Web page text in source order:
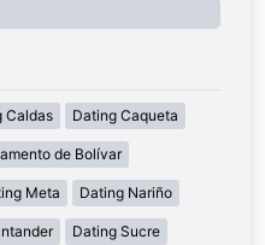
Caldas Dating Caqueta
de Bolívar
Meta Dating Nariño
Dating Sucre